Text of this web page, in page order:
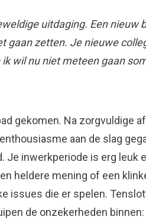
uitdaging. Een
gaan zetten. Je nieuwe
wil nu niet meteen gaan
gekomen. Na zorgvuldige
aan de slag
inwerkperiode is erg leuk
heldere mening of een
issues die er spelen.
de onzekerheden